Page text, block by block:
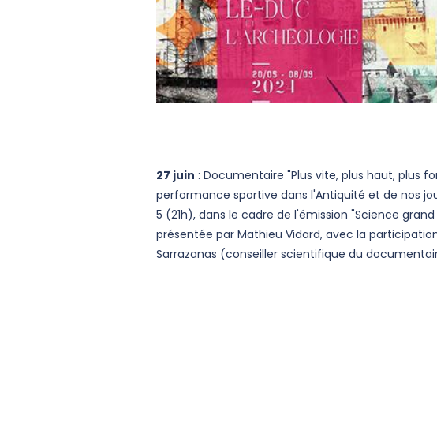
27 juin : Documentaire "Plus vite, plus haut, plus
performance sportive dans l'Antiquité et de nos
5 (21h), dans le cadre de l'émission "Science
présentée par Mathieu Vidard, avec la
Sarrazanas (conseiller scientifique du